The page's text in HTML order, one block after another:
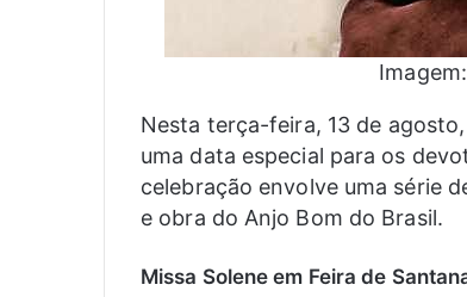
Nesta terça-feira, 13 de
uma data especial para os
celebração envolve uma série
e obra do Anjo Bom do Brasil.
Missa Solene em Feira de